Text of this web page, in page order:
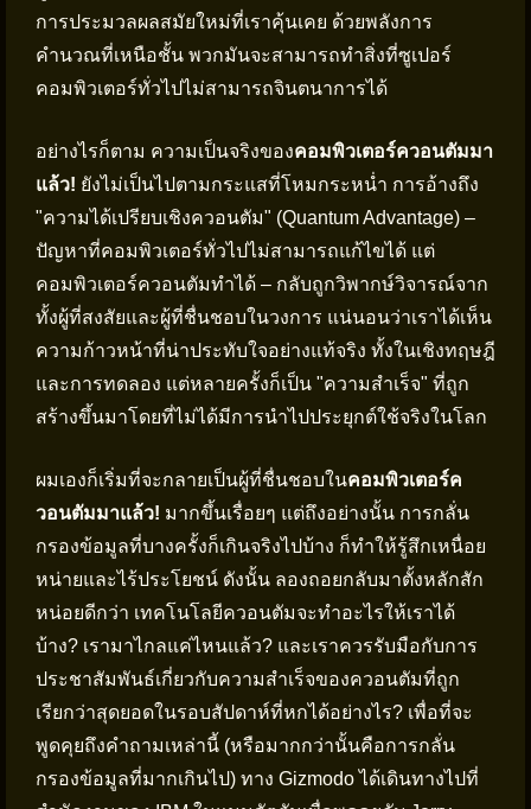
การประมวลผลสมัยใหม่ที่เราคุ้นเคย ด้วยพลังการ
คำนวณที่เหนือชั้น พวกมันจะสามารถทำสิ่งที่ซูเปอร์
คอมพิวเตอร์ทั่วไปไม่สามารถจินตนาการได้
อย่างไรก็ตาม ความเป็นจริงของคอมพิวเตอร์ควอนตัมมา
แล้ว! ยังไม่เป็นไปตามกระแสที่โหมกระหน่ำ การอ้างถึง
"ความได้เปรียบเชิงควอนตัม" (Quantum Advantage) –
ปัญหาที่คอมพิวเตอร์ทั่วไปไม่สามารถแก้ไขได้ แต่
คอมพิวเตอร์ควอนตัมทำได้ – กลับถูกวิพากษ์วิจารณ์จาก
ทั้งผู้ที่สงสัยและผู้ที่ชื่นชอบในวงการ แน่นอนว่าเราได้เห็น
ความก้าวหน้าที่น่าประทับใจอย่างแท้จริง ทั้งในเชิงทฤษฎี
และการทดลอง แต่หลายครั้งก็เป็น "ความสำเร็จ" ที่ถูก
สร้างขึ้นมาโดยที่ไม่ได้มีการนำไปประยุกต์ใช้จริงในโลก
ผมเองก็เริ่มที่จะกลายเป็นผู้ที่ชื่นชอบในคอมพิวเตอร์ค
วอนตัมมาแล้ว! มากขึ้นเรื่อยๆ แต่ถึงอย่างนั้น การกลั่น
กรองข้อมูลที่บางครั้งก็เกินจริงไปบ้าง ก็ทำให้รู้สึกเหนื่อย
หน่ายและไร้ประโยชน์ ดังนั้น ลองถอยกลับมาตั้งหลักสัก
หน่อยดีกว่า เทคโนโลยีควอนตัมจะทำอะไรให้เราได้
บ้าง? เรามาไกลแค่ไหนแล้ว? และเราควรรับมือกับการ
ประชาสัมพันธ์เกี่ยวกับความสำเร็จของควอนตัมที่ถูก
เรียกว่าสุดยอดในรอบสัปดาห์ที่หกได้อย่างไร? เพื่อที่จะ
พูดคุยถึงคำถามเหล่านี้ (หรือมากกว่านั้นคือการกลั่น
กรองข้อมูลที่มากเกินไป) ทาง Gizmodo ได้เดินทางไปที่